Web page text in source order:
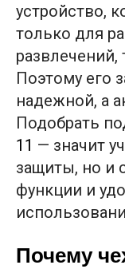
устройство,
только для
развлечений,
Поэтому его
надежной, а
Подобрать
11 — значит
защиты, но и
функции и
Почему